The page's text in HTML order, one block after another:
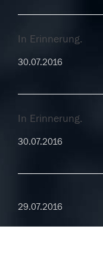
In Erinnerung.
30.07.2016
In Erinnerung.
30.07.2016
29.07.2016